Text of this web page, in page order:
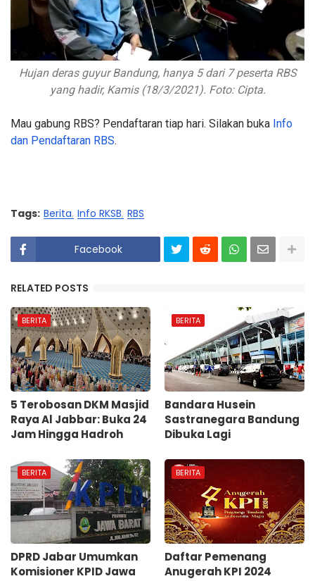
Hujan deras guyur Bandung, hanya 5 dari 7 peserta RBS
yang hadir, Kamis (18/3/2021). Foto: Cipta.
Mau gabung RBS? Pendaftaran tiap hari. Silakan buka Info
dan Pendaftaran RBS.
Tags: Berita Info RKSB RBS
Facebook
RELATED POSTS
BERITA
5 Terobosan DKM Masjid
Raya Al Jabbar: Buka 24
Jam Hingga Hadroh
BERITA
Bandara Husein
Sastranegara Bandung
Dibuka Lagi
BERITA
DPRD Jabar Umumkan
Komisioner KPID Jawa
BERITA
Daftar Pemenang
Anugerah KPI 2024